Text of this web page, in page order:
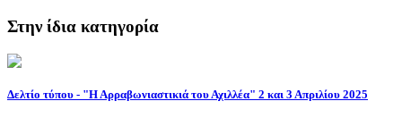
Στην ίδια κατηγορία
Δελτίο τύπου - "Η Αρραβωνιαστικιά του Αχιλλέα" 2 και 3 Απριλίου 2025